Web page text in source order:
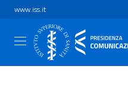
www.iss.it